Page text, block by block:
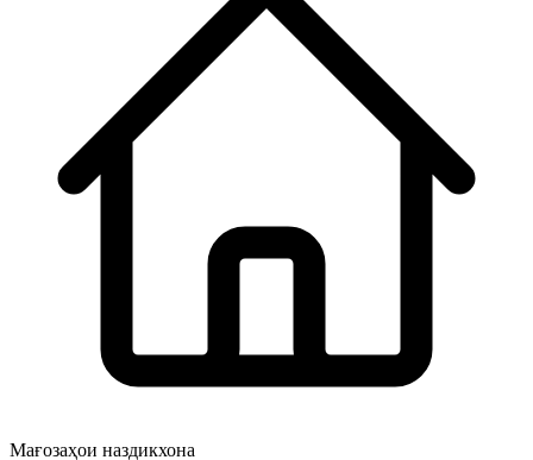
Мағозаҳои наздикхона